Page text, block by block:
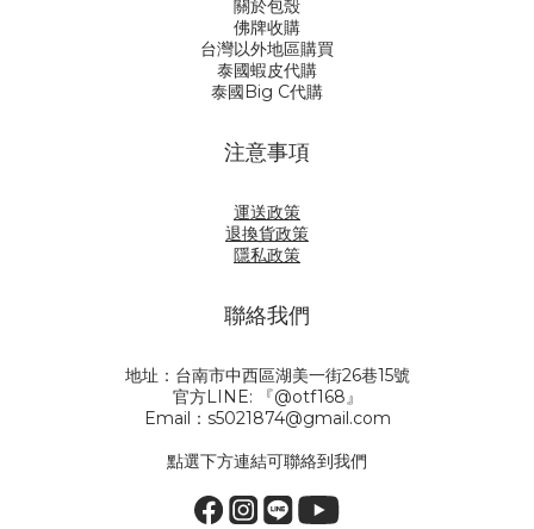
關於包殼
佛牌收購
台灣以外地區購買
泰國蝦皮代購
泰國Big C代購
注意事項
運送政策
退換貨政策
隱私政策
聯絡我們
地址：台南市中西區湖美一街26巷15號
官方LINE: 『@otf168』
Email：s5021874@gmail.com
點選下方連結可聯絡到我們